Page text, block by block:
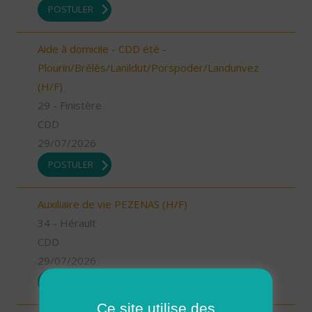
POSTULER
Aide à domicile - CDD été -
Plourin/Brélès/Lanildut/Porspoder/Landunvez
(H/F)
29 - Finistère
CDD
29/07/2026
POSTULER
Auxiliaire de vie PEZENAS (H/F)
34 - Hérault
CDD
29/07/2026
Ce site utilise des